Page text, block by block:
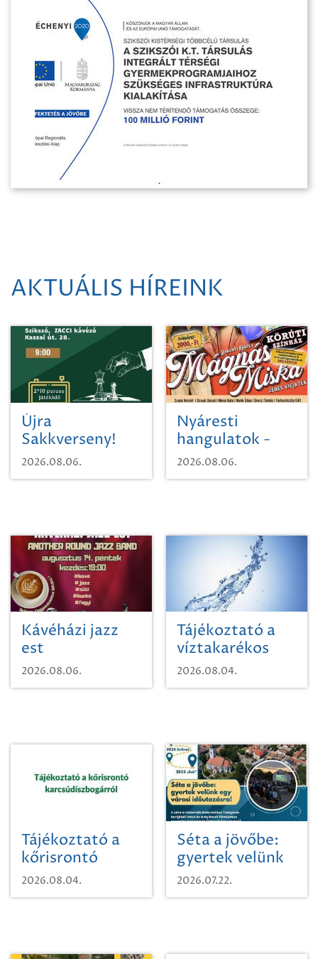
AKTUÁLIS HÍREINK
Újra
Sakkverseny!
2026.08.06.
Nyáresti
hangulatok -
Mágnás Miska
2026.08.06.
Kávéházi jazz
est
2026.08.06.
Tájékoztató a
víztakarékos
vízhasználatról
2026.08.04.
Tájékoztató a
kőrisrontó
karcsúdíszbogárról
2026.08.04.
Séta a jövőbe:
gyertek velünk
egy városi
időutazásra!
2026.07.22.